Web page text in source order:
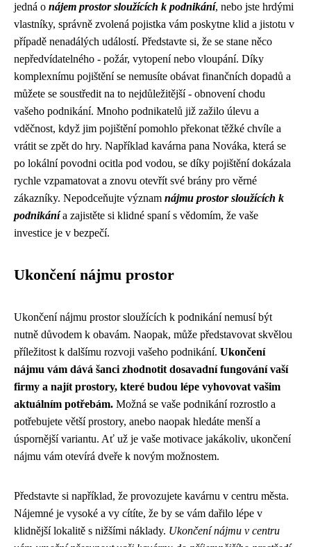
jedná o nájem prostor sloužících k podnikání, nebo jste hrdými
vlastníky, správně zvolená pojistka vám poskytne klid a jistotu v
případě nenadálých událostí. Představte si, že se stane něco
nepředvídatelného - požár, vytopení nebo vloupání. Díky
komplexnímu pojištění se nemusíte obávat finančních dopadů a
můžete se soustředit na to nejdůležitější - obnovení chodu
vašeho podnikání. Mnoho podnikatelů již zažilo úlevu a
vděčnost, když jim pojištění pomohlo překonat těžké chvíle a
vrátit se zpět do hry. Například kavárna pana Nováka, která se
po lokální povodni ocitla pod vodou, se díky pojištění dokázala
rychle vzpamatovat a znovu otevřít své brány pro věrné
zákazníky. Nepodceňujte význam nájmu prostor sloužících k
podnikánía zajistěte si klidné spaní s vědomím, že vaše
investice je v bezpečí.
Ukončení nájmu prostor
Ukončení nájmu prostor sloužících k podnikání nemusí být
nutně důvodem k obavám. Naopak, může představovat skvělou
příležitost k dalšímu rozvoji vašeho podnikání. Ukončení
nájmu vám dává šanci zhodnotit dosavadní fungování vaší
firmy a najít prostory, které budou lépe vyhovovat vašim
aktuálním potřebám. Možná se vaše podnikání rozrostlo a
potřebujete větší prostory, anebo naopak hledáte menší a
úspornější variantu. Ať už je vaše motivace jakákoliv, ukončení
nájmu vám otevírá dveře k novým možnostem.
Představte si například, že provozujete kavárnu v centru města.
Nájemné je vysoké a vy cítíte, že by se vám dařilo lépe v
klidnější lokalitě s nižšími náklady. Ukončení nájmu v centru